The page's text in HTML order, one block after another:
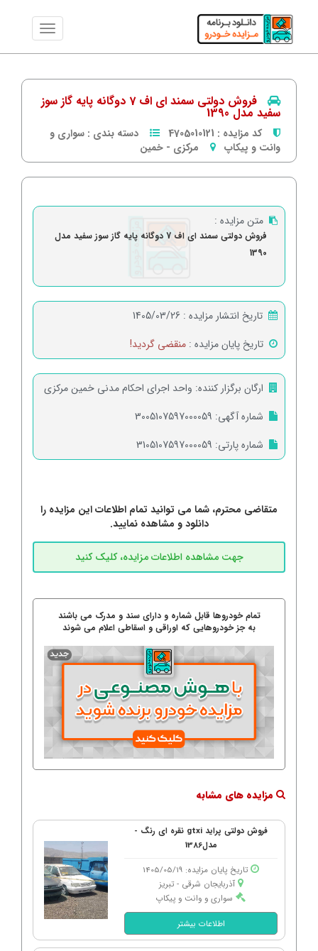
فروش دولتی سمند ای اف 7 دوگانه پایه گاز سوز
سفید مدل 1390
کد مزایده : 4705010121 دسته بندی : سواری و
وانت و پیکاپ
مرکزی - خمین
متن مزایده :
فروش دولتی سمند ای اف 7 دوگانه پایه گاز سوز سفید مدل
1390
تاریخ انتشار مزایده : 1405/03/26
تاریخ پایان مزایده : منقضی گردید!
ارگان برگزار کننده: واحد اجرای احکام مدنی خمین مرکزی
شماره آگهی: 3005107597000059
شماره پارتی: 3105107597000059
متقاضی محترم، شما می توانید تمام اطلاعات این مزایده را
دانلود و مشاهده نمایید.
تمام خودروها قابل شماره و دارای سند و مدرک می باشند
به جز خودروهایی که اوراقی و اسقاطی اعلام می شوند
مزایده های مشابه
فروش دولتی پراید gtxi نقره ای رنگ -
مدل1386
تاریخ پایان مزایده: 1405/05/19
آذربایجان شرقی - تبریز
سواری و وانت و پیکاپ
اطلاعات بیشتر